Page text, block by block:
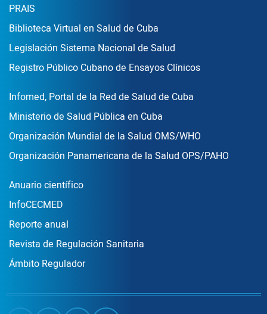
Enlace Footer2
PRAIS
Biblioteca Virtual en Salud de Cuba
Legislación Sistema Nacional de Salud
Registro Público Cubano de Ensayos Clínicos
Enlace Footer3
Infomed, Portal de la Red de Salud de Cuba
Ministerio de Salud Pública en Cuba
Organización Mundial de la Salud OMS/WHO
Organización Panamericana de la Salud OPS/PAHO
Publicaciones
Anuario científico
InfoCECMED
Reporte anual
Revista de Regulación Sanitaria
Ámbito Regulador